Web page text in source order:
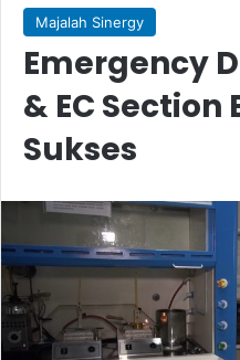
Majalah Sinergy
Emergency
& EC
Sukses